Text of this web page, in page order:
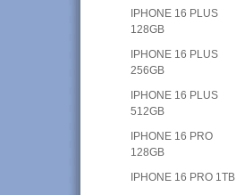
IPHONE 16 PLUS
128GB
IPHONE 16 PLUS
256GB
IPHONE 16 PLUS
512GB
IPHONE 16 PRO
128GB
IPHONE 16 PRO 1TB